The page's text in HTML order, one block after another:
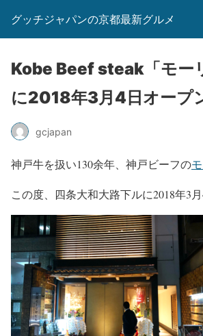
グッチジャパンの京都最新グルメ
Kobe Beef steak「モー
に2018年3月4日オープ
gcjapan
神戸牛を扱い130余年、神戸ビーフの
この度、四条大和大路下ルに2018年3